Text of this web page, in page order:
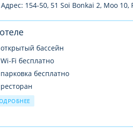
154-50, 51 Soi Bonkai 2, Moo
В отеле
открытый бассейн
Wi-Fi бесплатно
парковка бесплатно
ресторан
прачечная платно